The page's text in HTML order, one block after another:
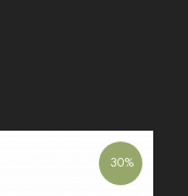
30%